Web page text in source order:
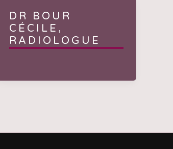
DR BOUR
CÉCILE,
RADIOLOGUE